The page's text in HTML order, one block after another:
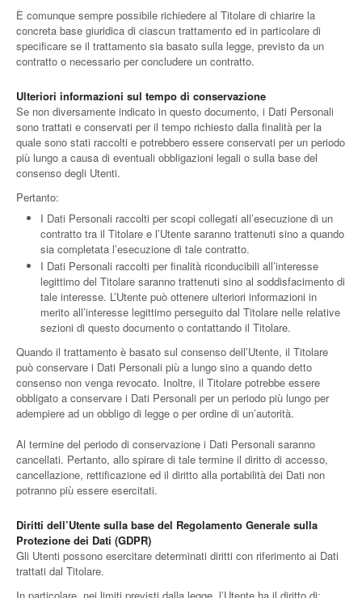
È comunque sempre possibile richiedere al Titolare di chiarire la
concreta base giuridica di ciascun trattamento ed in particolare di
specificare se il trattamento sia basato sulla legge, previsto da un
contratto o necessario per concludere un contratto.
Ulteriori informazioni sul tempo di conservazione
Se non diversamente indicato in questo documento, i Dati Personali
sono trattati e conservati per il tempo richiesto dalla finalità per la
quale sono stati raccolti e potrebbero essere conservati per un periodo
più lungo a causa di eventuali obbligazioni legali o sulla base del
consenso degli Utenti.
Pertanto:
I Dati Personali raccolti per scopi collegati all’esecuzione di un
contratto tra il Titolare e l’Utente saranno trattenuti sino a quando
sia completata l’esecuzione di tale contratto.
I Dati Personali raccolti per finalità riconducibili all’interesse
legittimo del Titolare saranno trattenuti sino al soddisfacimento di
tale interesse. L’Utente può ottenere ulteriori informazioni in
merito all’interesse legittimo perseguito dal Titolare nelle relative
sezioni di questo documento o contattando il Titolare.
Quando il trattamento è basato sul consenso dell’Utente, il Titolare
può conservare i Dati Personali più a lungo sino a quando detto
consenso non venga revocato. Inoltre, il Titolare potrebbe essere
obbligato a conservare i Dati Personali per un periodo più lungo per
adempiere ad un obbligo di legge o per ordine di un’autorità.
Al termine del periodo di conservazione i Dati Personali saranno
cancellati. Pertanto, allo spirare di tale termine il diritto di accesso,
cancellazione, rettificazione ed il diritto alla portabilità dei Dati non
potranno più essere esercitati.
Diritti dell’Utente sulla base del Regolamento Generale sulla
Protezione dei Dati (GDPR)
Gli Utenti possono esercitare determinati diritti con riferimento ai Dati
trattati dal Titolare.